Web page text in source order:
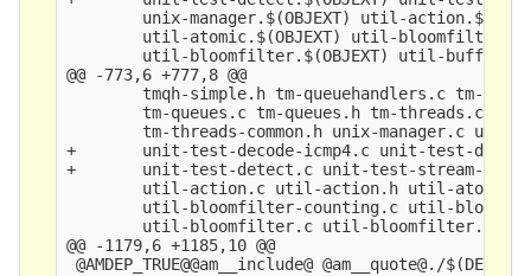
unix-manager.$(OBJEXT) util-
util-atomic.$(OBJEXT) util-bloomfilter-
util-bloomfilter.$(OBJEXT) util-
@@ -773,6 +777,8 @@
tmqh-simple.h tm-queuehandlers.c tm-
tm-queues.c tm-queues.h tm-threads.c tm-
tm-threads-common.h unix-manager.c unix-
+       unit-test-decode-icmp4.c unit-test-
+       unit-test-detect.c unit-test-stream-
util-action.c util-action.h util-
util-bloomfilter-counting.c util-
util-bloomfilter.c util-bloomfilter.h
@@ -1179,6 +1185,10 @@
@AMDEP_TRUE@@am__include@ @am__quote@./